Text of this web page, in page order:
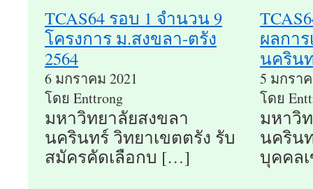
TCAS64 รอบ 1 จำนวน 9
โครงการ ม.สงขลา-ตรัง
2564
6 มกราคม 2021
โดย Enttrong
มหาวิทยาลัยสงขลา
นครินทร์ วิทยาเขตตรัง รับ
สมัครคัดเลือกบ […]
ผลกา
นคริน
5 มกรา
โดย
มหาวิ
นคริน
บุคคล